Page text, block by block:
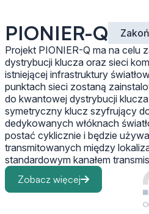
PIONIER-Q
Projekt PIONIER-Q ma na celu
dystrybucji klucza oraz sieci
istniejącej infrastruktury
punktach sieci zostaną
do kwantowej dystrybucji
symetryczny klucz szyfrujący
dedykowanych włóknach
postać cyklicznie i będzie
transmitowanych między
standardowym kanałem
Zobacz więcej